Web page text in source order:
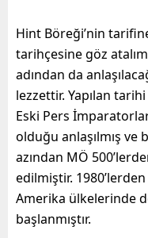
Hint Böreği’nin
tarihçesine göz
adından da
lezzettir. Yapılan
Eski Pers
olduğu anlaşılmış ve
azından MÖ
edilmiştir.
Amerika ülkelerinde
başlanmıştır.